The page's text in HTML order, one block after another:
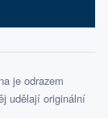
je odrazem
udělají originální